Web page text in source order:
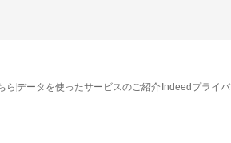
ら データを使ったサービスのご紹介 Indeedプライ